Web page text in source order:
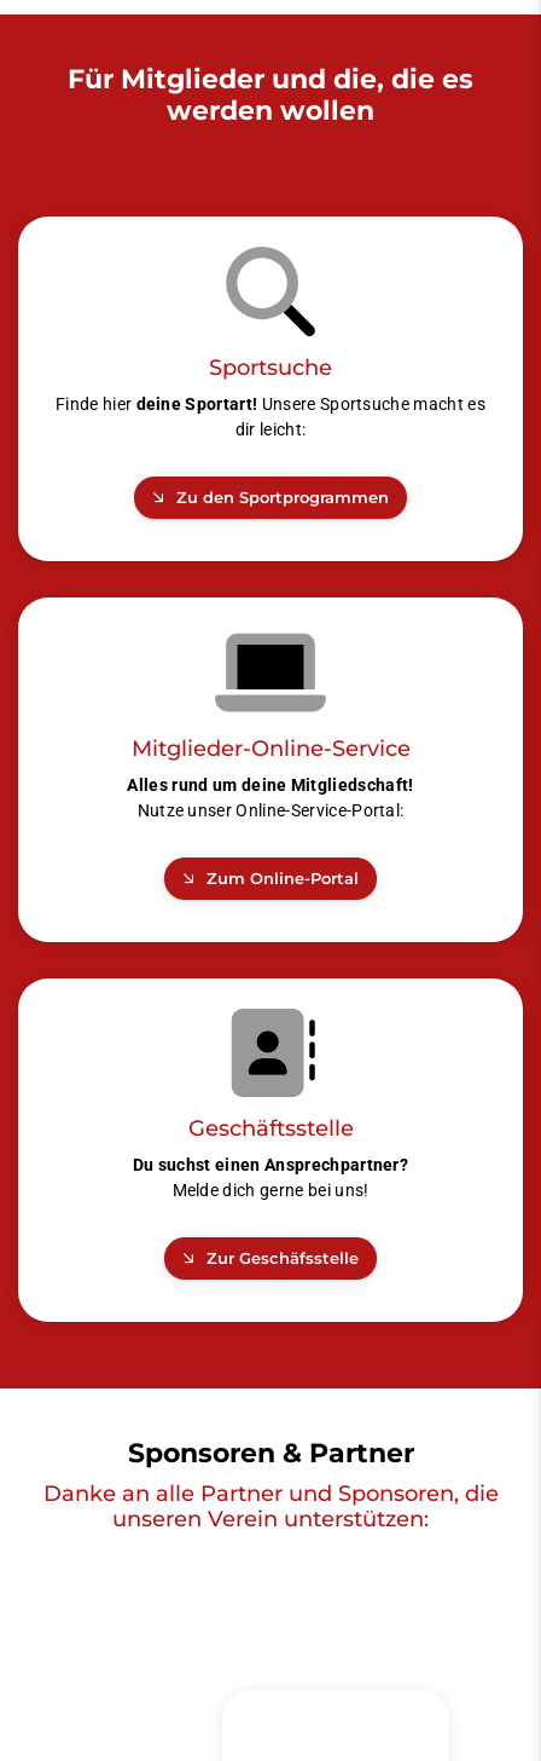
Für Mitglieder und die, die es
werden wollen
Sportsuche
Finde hier deine Sportart! Unsere Sportsuche macht es
dir leicht:
Zu den Sportprogrammen
Mitglieder-Online-Service
Alles rund um deine Mitgliedschaft!
Nutze unser Online-Service-Portal:
Zum Online-Portal
Geschäftsstelle
Du suchst einen Ansprechpartner?
Melde dich gerne bei uns!
Zur Geschäfsstelle
Sponsoren & Partner
Danke an alle Partner und Sponsoren, die
unseren Verein unterstützen: